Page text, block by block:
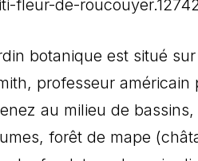
botanique est situé
professeur
au milieu de
forêt de mape